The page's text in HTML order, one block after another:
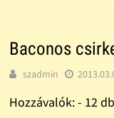
Baconos
szadmin
Hozzávalók: - 12